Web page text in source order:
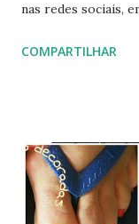
nas redes sociais,
SUA BUSCA
COMPARTILHAR